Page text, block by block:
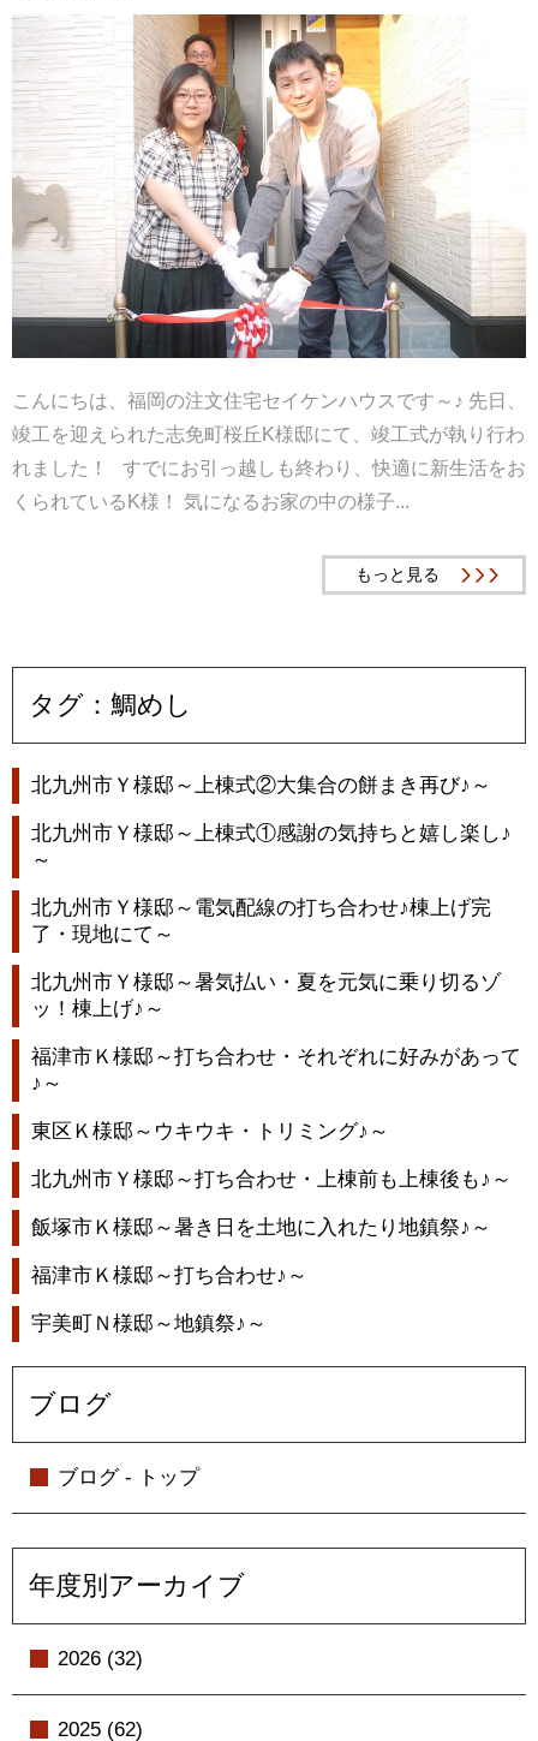
こんにちは、福岡の注文住宅セイケンハウスです～♪ 先日、
竣工を迎えられた志免町桜丘K様邸にて、竣工式が執り行わ
れました！ すでにお引っ越しも終わり、快適に新生活をお
くられているK様！ 気になるお家の中の様子...
もっと見る
タグ：鯛めし
北九州市Ｙ様邸～上棟式②大集合の餅まき再び♪～
北九州市Ｙ様邸～上棟式①感謝の気持ちと嬉し楽し♪
～
北九州市Ｙ様邸～電気配線の打ち合わせ♪棟上げ完
了・現地にて～
北九州市Ｙ様邸～暑気払い・夏を元気に乗り切るゾ
ッ！棟上げ♪～
福津市Ｋ様邸～打ち合わせ・それぞれに好みがあって
♪～
東区Ｋ様邸～ウキウキ・トリミング♪～
北九州市Ｙ様邸～打ち合わせ・上棟前も上棟後も♪～
飯塚市Ｋ様邸～暑き日を土地に入れたり地鎮祭♪～
福津市Ｋ様邸～打ち合わせ♪～
宇美町Ｎ様邸～地鎮祭♪～
ブログ
ブログ - トップ
年度別アーカイブ
2026 (32)
2025 (62)